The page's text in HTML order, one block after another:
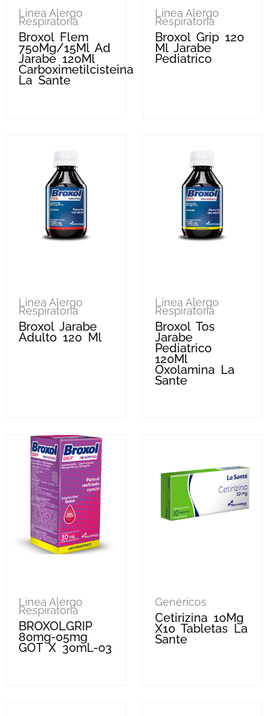
Linea Alergo
Respiratoria
Broxol Flem
750Mg/15Ml Ad
Jarabe 120Ml
Carboximetilcisteina
La Sante
Linea Alergo
Respiratoria
Broxol Grip 120
Ml Jarabe
Pediatrico
Linea Alergo
Respiratoria
Broxol Jarabe
Adulto 120 Ml
Linea Alergo
Respiratoria
Broxol Tos
Jarabe
Pediatrico
120Ml
Oxolamina La
Sante
Linea Alergo
Respiratoria
BROXOLGRIP
80mg-05mg
GOT X 30mL-03
Genéricos
Cetirizina 10Mg
X10 Tabletas La
Sante